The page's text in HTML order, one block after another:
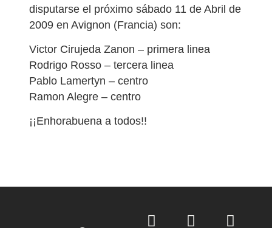
disputarse el próximo sábado 11 de Abril de
2009 en Avignon (Francia) son:
Victor Cirujeda Zanon – primera linea
Rodrigo Rosso – tercera linea
Pablo Lamertyn – centro
Ramon Alegre – centro
¡¡Enhorabuena a todos!!